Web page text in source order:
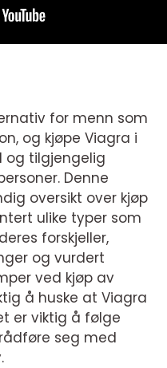
for menn som
og kjøpe Viagra i
og tilgjengelig
Denne
oversikt over kjøp
ulike typer som
forskjeller,
og vurdert
ved kjøp av
å huske at Viagra
er viktig å følge
seg med